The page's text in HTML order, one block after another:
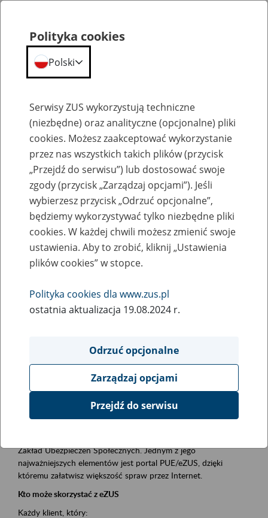
Szkolenia
Zaproś ZUS do siebie - zakładanie profili
eZUS w siedzibie Twojej firmy
Rodzaj wydarzenia
Szkolenia
Obszar merytoryczny
obsługa klientów
Opis wydarzenia
Platforma Usług Elektronicznych ZUS eZUS
Zakład Ubezpieczeń Społecznych. Jednym z jego
najważniejszych elementów jest portal PUE/eZUS, dzięki
któremu załatwisz większość spraw przez Internet.
Kto może skorzystać z eZUS
Każdy klient, który:
Polityka cookies
Polski
Serwisy ZUS wykorzystują techniczne
(niezbędne) oraz analityczne (opcjonalne) pliki
cookies. Możesz zaakceptować wykorzystanie
przez nas wszystkich takich plików (przycisk
„Przejdź do serwisu”) lub dostosować swoje
zgody (przycisk „Zarządzaj opcjami”). Jeśli
wybierzesz przycisk „Odrzuć opcjonalne”,
będziemy wykorzystywać tylko niezbędne pliki
cookies. W każdej chwili możesz zmienić swoje
ustawienia. Aby to zrobić, kliknij „Ustawienia
plików cookies” w stopce.
Polityka cookies dla www.zus.pl
ostatnia aktualizacja 19.08.2024 r.
Odrzuć opcjonalne
Zarządzaj opcjami
Przejdź do serwisu